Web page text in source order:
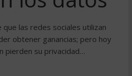
las redes sociales utilizan
obtener ganancias; pero hoy
pierden su privacidad…